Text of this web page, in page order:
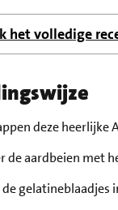
het volledige
deze heerlijke
de aardbeien met
de gelatineblaadjes